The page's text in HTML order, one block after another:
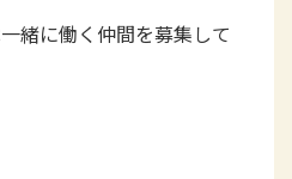
緒に働く仲間を募集して